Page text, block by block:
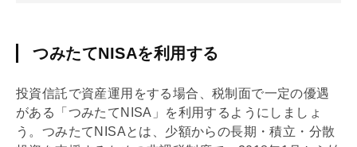
つみたてNISAを利用する
投資信託で資産運用をする場合、税制面で一定の優遇
がある「つみたて NISA 」を利用するようにしましょ
う。つみたて NISAとは、少額からの長期・積立・分散